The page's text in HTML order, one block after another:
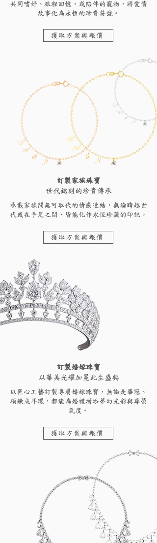
共同嗜好、旅程回憶、或陪伴的寵物，將愛情
故事化為永恆的珍貴符號。
獲取方案與報價
訂製家族珠寶
世代銘刻的珍貴傳承
承載家族間無可取代的情感連結，無論跨越世
代或在手足之間，皆能化作永恆珍藏的印記。
獲取方案與報價
訂製婚嫁珠寶
以華美光耀加冕此生盛典
以匠心工藝訂製專屬婚嫁珠寶，無論是華冠、
項鍊或耳環，都能為婚禮增添夢幻光彩與尊榮
氣度。
獲取方案與報價